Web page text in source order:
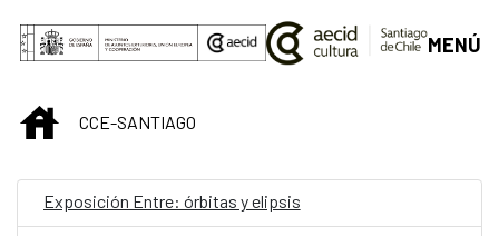
Saltar al contenido principal
MENÚ
INICIOCCE-SANTIAGO
Exposición Entre: órbitas y elipsis